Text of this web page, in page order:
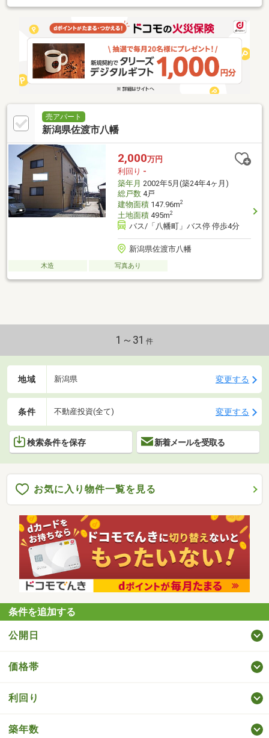
売アパート
新潟県佐渡市八幡
2,000万円
利回り -
築年月 2002年5月(築24年4ヶ月)
総戸数4戸
建物面積147.96m2
土地面積495m2
バス/「八幡町」バス停 停歩4分
新潟県佐渡市八幡
木造 写真あり
1～31 件
地域 新潟県 変更する
条件 不動産投資(全て) 変更する
検索条件を保存 新着メールを受取る
お気に入り物件一覧を見る
条件を追加する
公開日
価格帯
利回り
築年数